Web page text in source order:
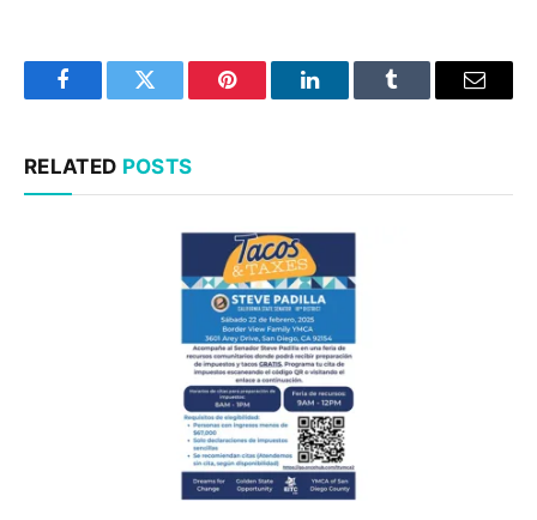
FacebookTwitter Pinterest LinkedInTumblr Email
RELATED POSTS